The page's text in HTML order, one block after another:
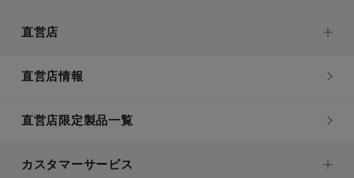
直営店
直営店情報
直営店限定製品一覧
カスタマーサービス